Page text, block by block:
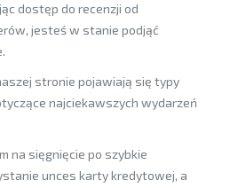
dostęp do recenzji od
jesteś w stanie podjąć
stronie pojawiają się typy
najciekawszych wydarzeń
na sięgnięcie po szybkie
unces karty kredytowej, a